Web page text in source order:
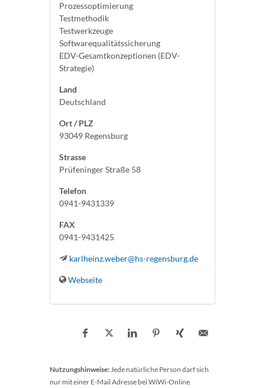
Prozessoptimierung
Testmethodik
Testwerkzeuge
Softwarequalitätssicherung
EDV-Gesamtkonzeptionen (EDV-
Strategie)
Land
Deutschland
Ort / PLZ
93049 Regensburg
Strasse
Prüfeninger Straße 58
Telefon
0941-9431339
FAX
0941-9431425
karlheinz.weber@hs-regensburg.de
Webseite
Nutzungshinweise:Jede natürliche Person darf sich
nur mit einer E-Mail Adresse bei WiWi-Online